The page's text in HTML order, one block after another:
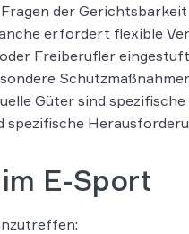
der
erfordert flexible
Freiberufler
Güter sind
spezifische
E-Sport